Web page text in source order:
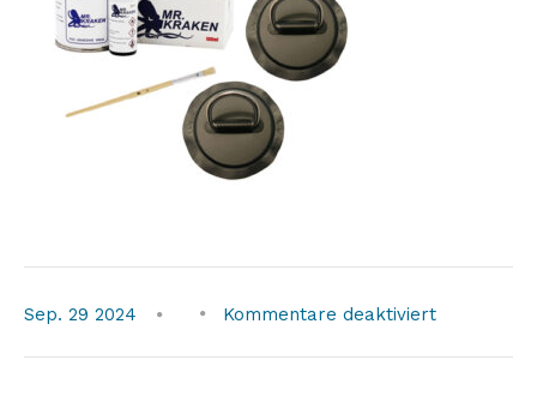
Sep. 29 2024 Kommentare deaktiviertfür